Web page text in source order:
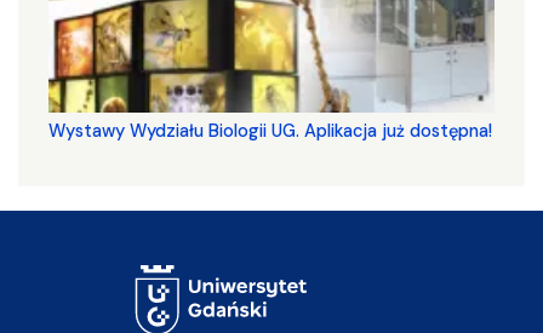
Wystawy Wydziału Biologii UG. Aplikacja już dostępna!